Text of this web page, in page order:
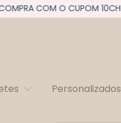
COM O CUPOM 10CHRISTI
Personalizados